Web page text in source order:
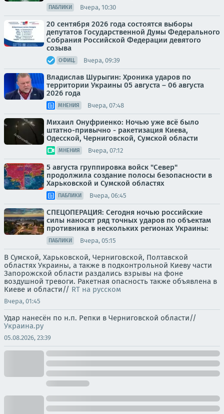
ПАБЛИКИ Вчера, 10:30
20 сентября 2026 года состоятся выборы
депутатов Государственной Думы Федерального
Собрания Российской Федерации девятого
созыва
ОФИЦ. Вчера, 09:39
Владислав Шурыгин: Хроника ударов по
территории Украины 05 августа – 06 августа
2026 года
МНЕНИЯ Вчера, 07:48
Михаил Онуфриенко: Ночью уже всё было
штатно-привычно - ракетизация Киева,
Одесской, Черниговской, Сумской области
МНЕНИЯ Вчера, 07:12
5 августа группировка войск "Север"
продолжила создание полосы безопасности в
Харьковской и Сумской областях
ПАБЛИКИ Вчера, 06:45
СПЕЦОПЕРАЦИЯ: Сегодня ночью российские
силы наносят ряд точных ударов по объектам
противника в нескольких регионах Украины:
ПАБЛИКИ Вчера, 05:15
В Сумской, Харьковской, Черниговской, Полтавской
областях Украины, а также в подконтрольной Киеву части
Запорожской области раздались взрывы на фоне
воздушной тревоги. Ракетная опасность также объявлена в
Киеве и области// RT на русском
Вчера, 01:45
Удар нанесён по н.п. Репки в Черниговской области//
Украина.ру
05.08.2026, 23:39